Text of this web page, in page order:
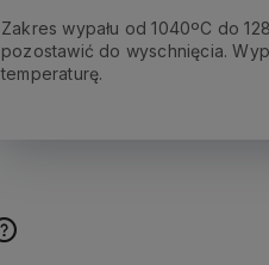
Zakres wypału od 1040ºC do
pozostawić do wyschnięcia.
temperaturę.